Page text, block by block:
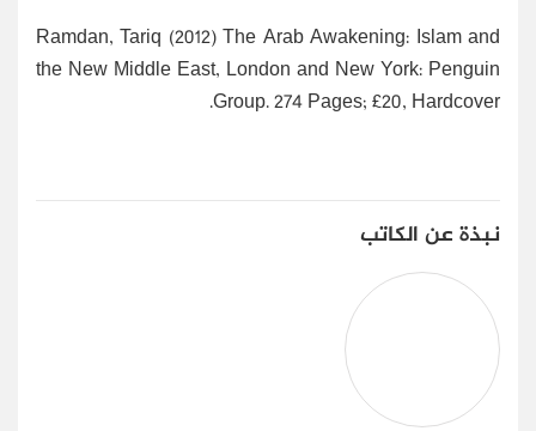
Ramdan, Tariq (2012) The Arab Awakening: Islam and
the New Middle East, London and New York: Penguin
Group. 274 Pages; £20, Hardcover.
نبذة عن الكاتب